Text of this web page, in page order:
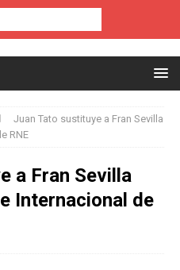
Juan Tato sustituye a Fran Sevilla
RNE
a Fran Sevilla
Internacional de